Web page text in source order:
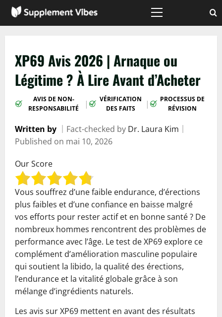
Passer
Menu
XP69 Avis 2026 | Arnaque ou
Légitime ? À Lire Avant d’Acheter
AVIS DE NON-
RESPONSABILITÉ
|
VÉRIFICATION
DES FAITS
|
PROCESSUS DE
RÉVISION
Written by Fact-checked by Dr. Laura Kim
Published on mai 10, 2026
Our Score
Vous souffrez d’une faible endurance, d’érections
plus faibles et d’une confiance en baisse malgré
vos efforts pour rester actif et en bonne santé ? De
nombreux hommes rencontrent des problèmes de
performance avec l’âge. Le test de XP69 explore ce
complément d’amélioration masculine populaire
qui soutient la libido, la qualité des érections,
l’endurance et la vitalité globale grâce à son
mélange d’ingrédients naturels.
Les avis sur XP69 mettent en avant des résultats